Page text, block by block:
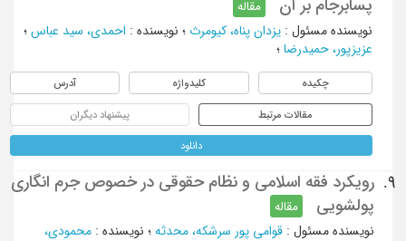
پسابرجام بر آن
مقاله
نویسنده مسئول : یزدان پناه، کیومرث؛ نویسنده: احمدی، سید عباس ؛
عزیزپور، حمیدرضا؛
چکیده کلیدواژه آدرس
مقالات مرتبط پیشنهاد دیگران
دانلود
9.
رویکرد فقه اسلامی و نظام حقوقی در خصوص جرم انگاری
پولشویی
مقاله
نویسنده مسئول : قوامی پور سرشکه، محدثه؛ نویسنده: محمودی،